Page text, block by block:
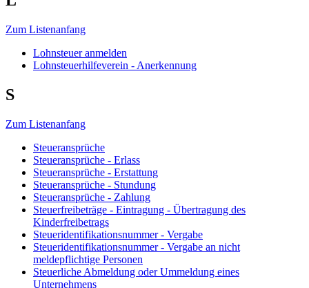
Zum Listenanfang
Lohnsteuer anmelden
Lohnsteuerhilfeverein - Anerkennung
S
Zum Listenanfang
Steueransprüche
Steueransprüche - Erlass
Steueransprüche - Erstattung
Steueransprüche - Stundung
Steueransprüche - Zahlung
Steuerfreibeträge - Eintragung - Übertragung des
Kinderfreibetrags
Steueridentifikationsnummer - Vergabe
Steueridentifikationsnummer - Vergabe an nicht
meldepflichtige Personen
Steuerliche Abmeldung oder Ummeldung eines
Unternehmens